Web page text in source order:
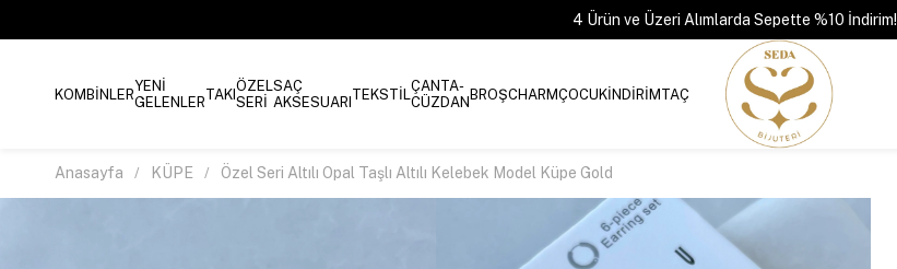
4 Ürün ve Üzeri Alımlarda Sepette %10 İndirim!
KOMBİNLERYENİ
GELENLERTAKIÖZEL
SERİ
SAÇ
AKSESUARI TEKSTİLÇANTA-
CÜZDANBROŞCHARMÇOCUKİNDİRİMTAÇ
Anasayfa KÜPE Özel Seri Altılı Opal Taşlı Altılı Kelebek Model Küpe Gold